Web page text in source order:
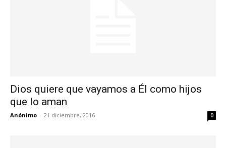
Dios quiere que vayamos a Él como hijos
que lo aman
Anónimo - 21 diciembre, 2016 0